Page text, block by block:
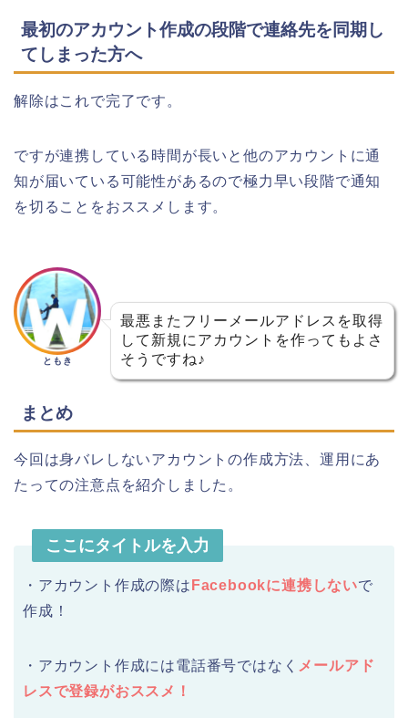
最初のアカウント作成の段階で連絡先を同期し
てしまった方へ
解除はこれで完了です。
ですが連携している時間が長いと他のアカウントに通
知が届いている可能性があるので極力早い段階で通知
を切ることをおススメします。
ともき
最悪またフリーメールアドレスを取得
して新規にアカウントを作ってもよさ
そうですね♪
まとめ
今回は身バレしないアカウントの作成方法、運用にあ
たっての注意点を紹介しました。
ここにタイトルを入力
・アカウント作成の際は Facebookに連携しないで
作成！
・アカウント作成には電話番号ではなく メールアド
レスで登録がおススメ！